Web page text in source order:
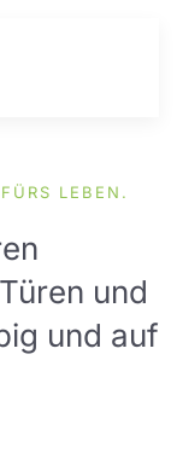
LEBEN.
und
und auf